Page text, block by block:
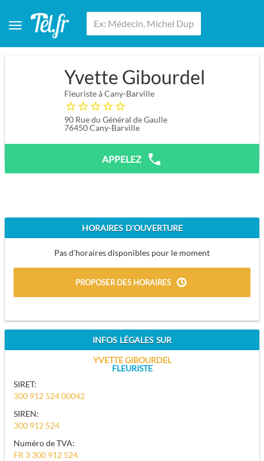
Yvette Gibourdel
Fleuriste à Cany-Barville
90 Rue du Général de Gaulle
76450Cany-Barville
APPELEZ
HORAIRES D'OUVERTURE
Pas d'horaires disponibles pour le moment
PROPOSER DES HORAIRES
INFOS LÉGALES SUR
YVETTE GIBOURDEL
FLEURISTE
SIRET:
300 912 524 00042
SIREN:
300 912 524
Numéro de TVA:
FR 3 300 912 524